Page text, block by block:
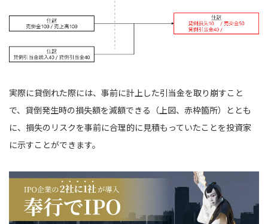
実際に貸倒れた際には、事前に計上した引当金を取り崩すこと
で、貸倒発生時の損失額を減額できる（上図、赤枠箇所）ととも
に、損失のリスクを事前に合理的に見積もっていたことを投資家
に示すことができます。